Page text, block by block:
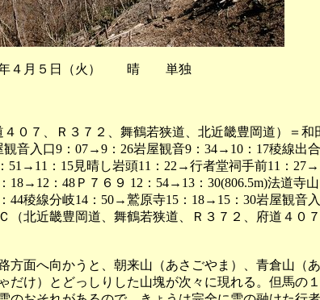
４月５日（火） 晴 単独
０７、Ｒ３７２、舞鶴若狭道、北近畿豊岡道）＝和
音入口9：07→9：26岩屋観音9：34→10：17稜線出合
51→11：15見晴し岩頭11：22→行者堂祠手前11：
：48Ｐ７６９ 12：54→13：30(806.5m)法道寺山
稜線分岐14：50→鷲原寺15：18→15：30岩屋観音入
（北近畿豊岡道、舞鶴若狭道、Ｒ３７２、府道４０
面へ向かうと、朝来山（あさごやま）、青倉山（
だけ）とどっしりした山塊が次々に現れる。但馬の